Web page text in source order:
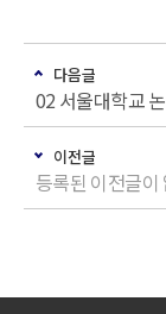
다음글
02 서울대학교
이전글
등록된 이전글이